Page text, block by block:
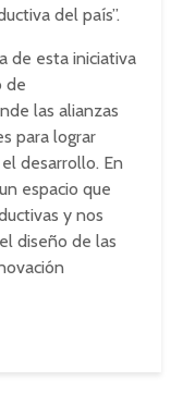
del país”.
de esta iniciativa
de
las alianzas
para lograr
desarrollo. En
espacio que
y nos
diseño de las